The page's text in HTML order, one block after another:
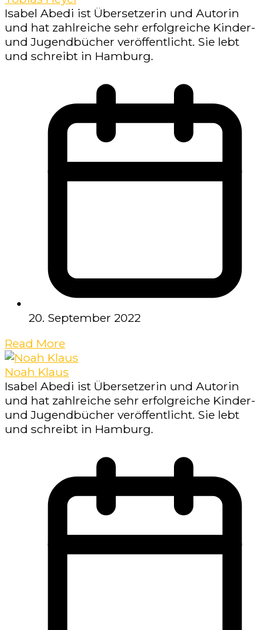
Isabel Abedi ist Übersetzerin und Autorin
und hat zahlreiche sehr erfolgreiche Kinder-
und Jugendbücher veröffentlicht. Sie lebt
und schreibt in Hamburg.
20. September 2022
Read More
Noah Klaus
Isabel Abedi ist Übersetzerin und Autorin
und hat zahlreiche sehr erfolgreiche Kinder-
und Jugendbücher veröffentlicht. Sie lebt
und schreibt in Hamburg.